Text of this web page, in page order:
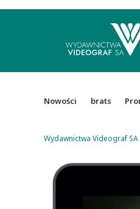
Nowości brats
Wydawnictwa Videograf SA